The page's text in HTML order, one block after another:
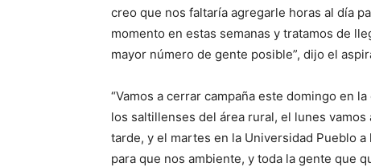
creo que nos faltaría agregarle horas al día
momento en estas semanas y tratamos de
mayor número de gente posible”, dijo el
“Vamos a cerrar campaña este domingo en
los saltillenses del área rural, el lunes
tarde, y el martes en la Universidad Pueblo
para que nos ambiente, y toda la gente que